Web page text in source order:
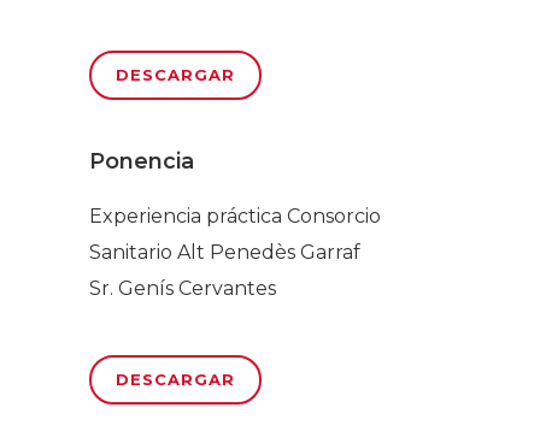
DESCARGAR
Ponencia
Experiencia práctica Consorcio
Sanitario Alt Penedès Garraf
Sr. Genís Cervantes
DESCARGAR